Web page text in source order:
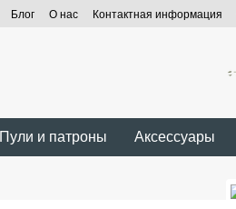
Блог О нас Контактная информация
Пули и патроны Аксессуары